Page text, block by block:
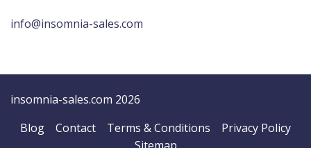
info@insomnia-sales.com
insomnia-sales.com 2026
Blog
Contact Terms & Conditions
Privacy Policy